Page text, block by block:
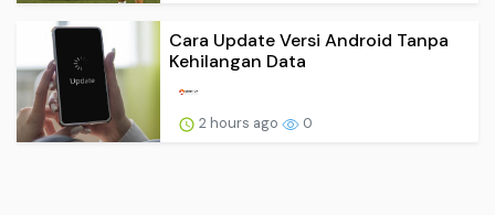
Cara Update Versi Android Tanpa
Kehilangan Data
2 hours ago 0